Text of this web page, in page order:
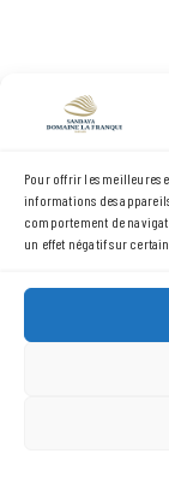
Pour offrir les meilleures
informations des
comportement de
un effet négatif sur